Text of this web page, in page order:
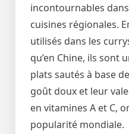
incontournables
cuisines régionales.
utilisés dans les
qu’en Chine, ils sont
plats sautés à base
goût doux et leur
en vitamines A et C,
popularité mondiale.